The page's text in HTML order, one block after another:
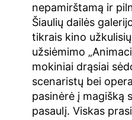
nepamirštamą ir
Šiaulių dailės
tikrais kino
užsiėmimo
mokiniai drąsiai
scenaristų bei
pasinėrė į magišką
pasaulį. Viskas